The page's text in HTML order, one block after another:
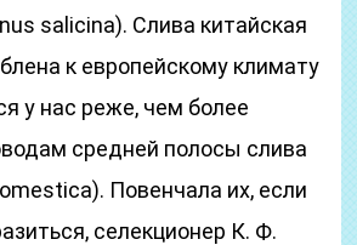
salicina). Слива китайская
к европейскому климату
у нас реже, чем более
средней полосы слива
Повенчала их, если
селекционер К. Ф.